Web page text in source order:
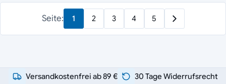
Seite: 1 2 3 4 5
Versandkostenfrei ab 89 €
30 Tage Widerrufsrecht